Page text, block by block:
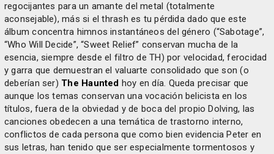
regocijantes para un amante del metal (totalmente
aconsejable), más si el thrash es tu pérdida dado que este
álbum concentra himnos instantáneos del género (“Sabotage”,
“Who Will Decide”, “Sweet Relief” conservan mucha de la
esencia, siempre desde el filtro de TH) por velocidad, ferocidad
y garra que demuestran el valuarte consolidado que son (o
deberían ser) The Haunted hoy en día. Queda precisar que
aunque los temas conservan una vocación belicista en los
títulos, fuera de la obviedad y de boca del propio Dolving, las
canciones obedecen a una temática de trastorno interno,
conflictos de cada persona que como bien evidencia Peter en
sus letras, han tenido que ser especialmente tormentosos y